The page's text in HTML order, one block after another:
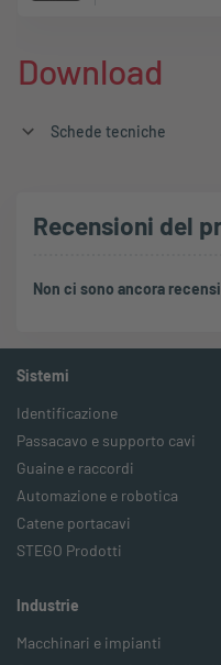
Download
Schede tecniche
Recensioni del
Non ci sono ancora
Sistemi
Identificazione
Passacavo e supporto cavi
Guaine e raccordi
Automazione e robotica
Catene portacavi
STEGO Prodotti
Industrie
Macchinari e impianti